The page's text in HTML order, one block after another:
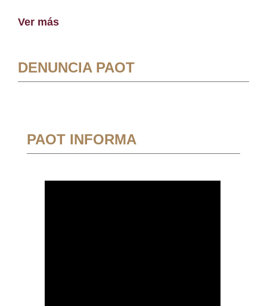
Ver más
DENUNCIA PAOT
PAOT INFORMA